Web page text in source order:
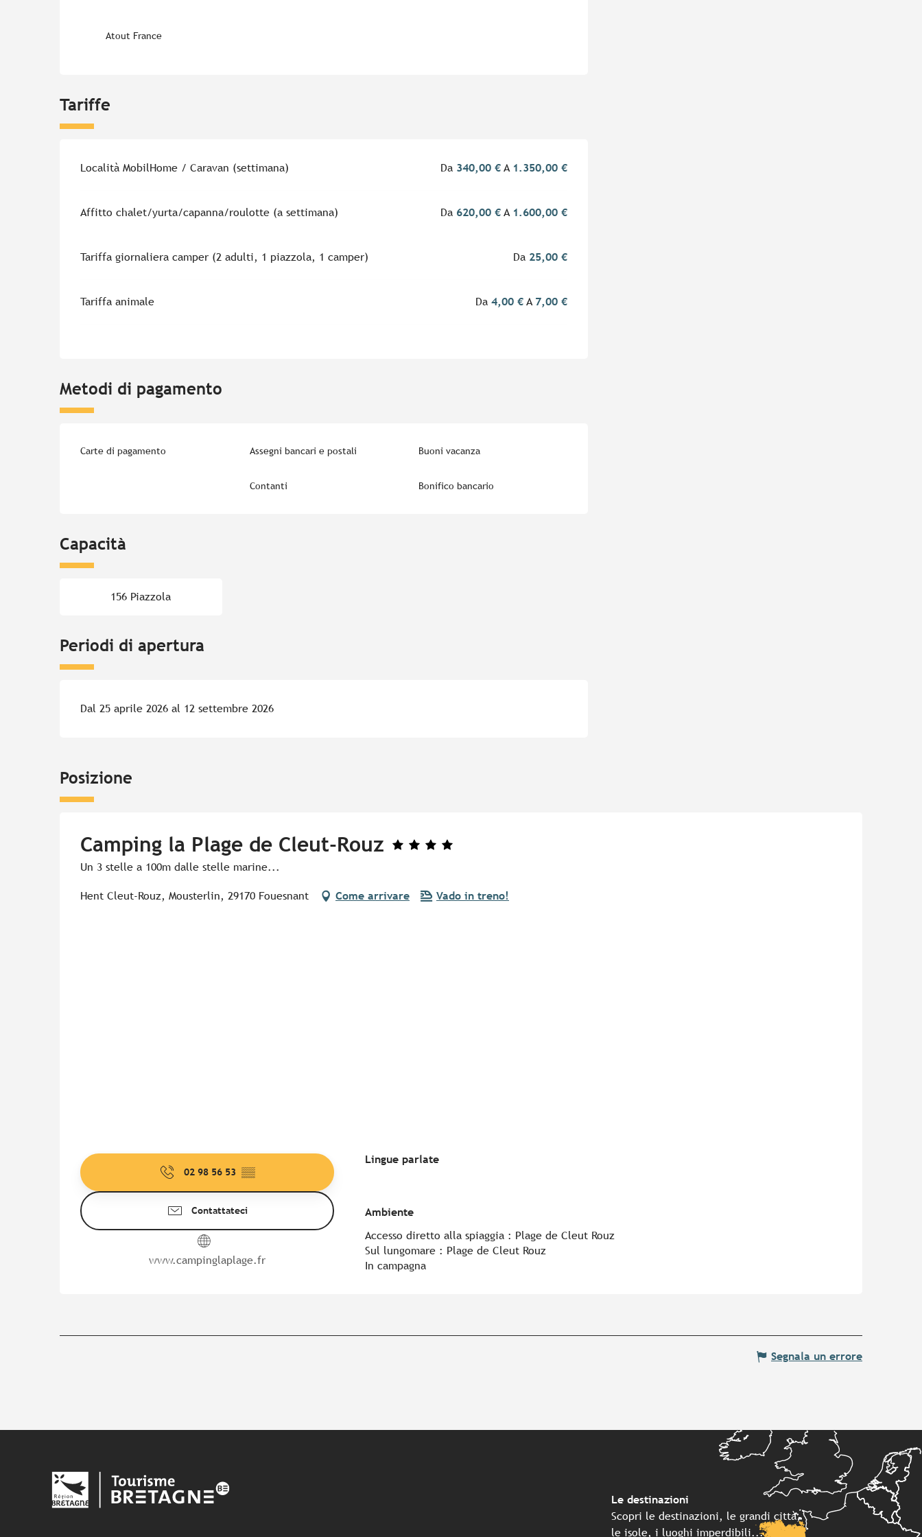
Atout France
Tariffe
Tariffe 2026
Località MobilHome / Caravan (settimana) Da 340,00 € A 1.350,00 €
Affitto chalet/yurta/capanna/roulotte (a settimana) Da 620,00 € A 1.600,00 €
Tariffa giornaliera camper (2 adulti, 1 piazzola, 1 camper) Da 25,00 €
Tariffa animale Da4,00 € A 7,00 €
Metodi di pagamento
Carte di pagamento Assegni bancari e postali Buoni vacanza
Contanti Bonifico bancario
Capacità
156 Piazzola
Periodi di apertura
Dal 25 aprile 2026 al 12 settembre 2026
Posizione
Camping la Plage de Cleut-Rouz
Un 3 stelle a 100m dalle stelle marine...
Hent Cleut-Rouz, Mousterlin, 29170 Fouesnant Come arrivare Vado in treno!
02 98 56 53 ▒▒
Contattateci
www.campinglaplage.fr
Lingue parlate
Lingue parlate
Ambiente
Ambiente
Accesso diretto alla spiaggia : Plage de Cleut Rouz
Sul lungomare : Plage de Cleut Rouz
In campagna
Segnala un errore
Le destinazioni
Scopri le destinazioni, le grandi città,
le isole, i luoghi imperdibili...